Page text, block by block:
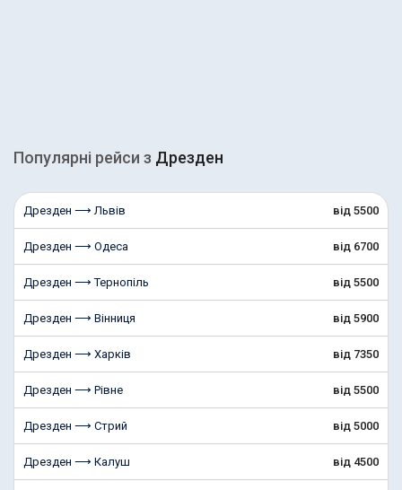
Популярні рейcи з Дрезден
Дрезден ⟶ Львів від 5500
Дрезден ⟶ Одеса від 6700
Дрезден ⟶ Тернопіль від 5500
Дрезден ⟶ Вінниця від 5900
Дрезден ⟶ Харків від 7350
Дрезден ⟶ Рівне від 5500
Дрезден ⟶ Стрий від 5000
Дрезден ⟶ Калуш від 4500